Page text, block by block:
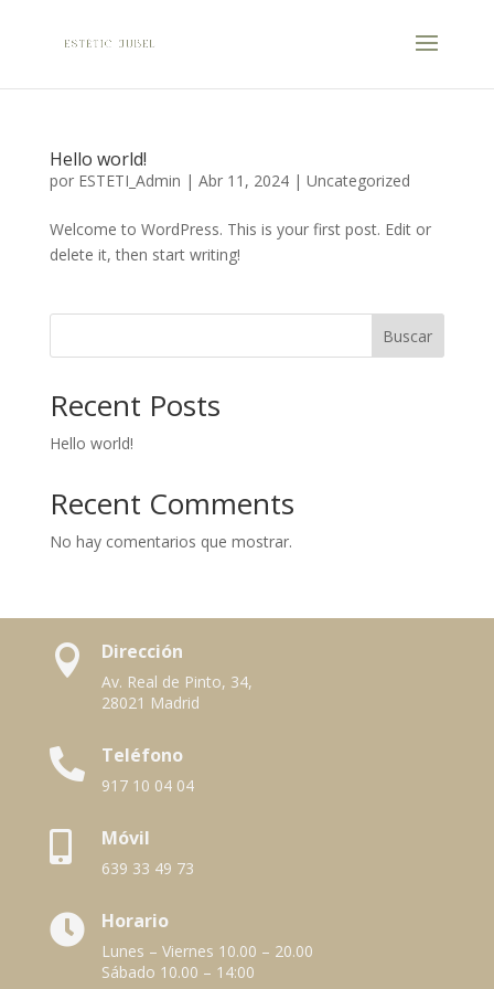
Hello world!
por ESTETI_Admin | Abr 11, 2024| Uncategorized
Welcome to WordPress. This is your first post. Edit or
delete it, then start writing!
Buscar
Recent Posts
Hello world!
Recent Comments
No hay comentarios que mostrar.
 Dirección
Av. Real de Pinto, 34,
28021 Madrid
 Teléfono
917 10 04 04
 Móvil
639 33 49 73
 Horario
Lunes – Viernes 10.00 – 20.00
Sábado 10.00 – 14:00